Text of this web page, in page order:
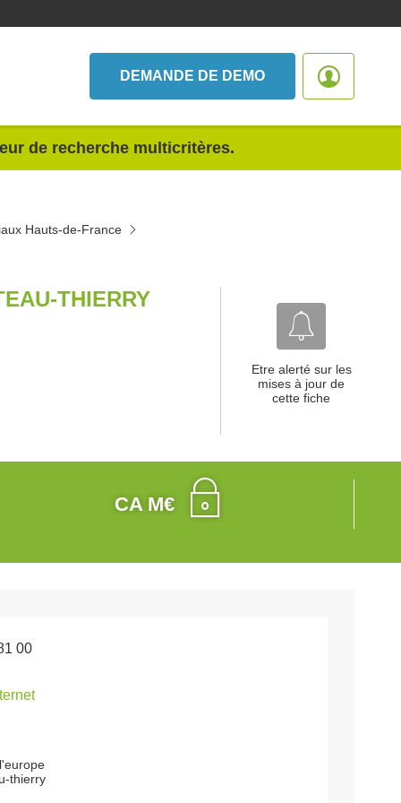
DEMANDE DE DEMO
de recherche multicritères.
Hauts-de-France
THIERRY
Etre alerté sur les
mises à jour de
cette fiche
CA M€
00
thierry